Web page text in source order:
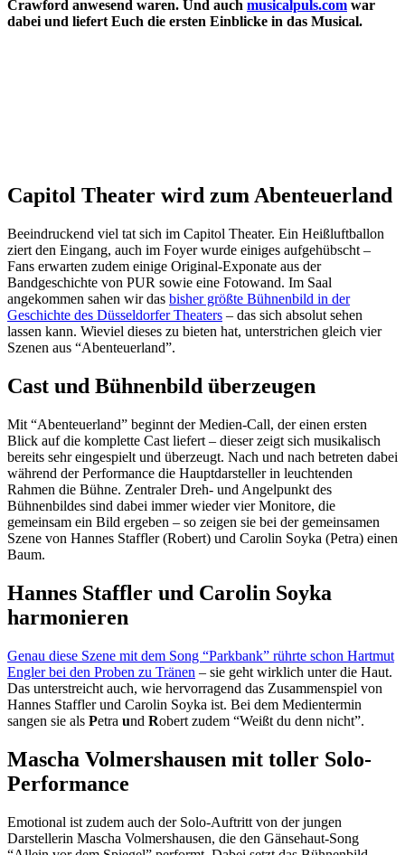
Crawford anwesend waren. Und auch musicalpuls.com war
dabei und liefert Euch die ersten Einblicke in das Musical.
Capitol Theater wird zum Abenteuerland
Beeindruckend viel tat sich im Capitol Theater. Ein Heißluftballon
ziert den Eingang, auch im Foyer wurde einiges aufgehübscht –
Fans erwarten zudem einige Original-Exponate aus der
Bandgeschichte von PUR sowie eine Fotowand. Im Saal
angekommen sahen wir das bisher größte Bühnenbild in der
Geschichte des Düsseldorfer Theaters – das sich absolut sehen
lassen kann. Wieviel dieses zu bieten hat, unterstrichen gleich vier
Szenen aus “Abenteuerland”.
Cast und Bühnenbild überzeugen
Mit “Abenteuerland” beginnt der Medien-Call, der einen ersten
Blick auf die komplette Cast liefert – dieser zeigt sich musikalisch
bereits sehr eingespielt und überzeugt. Nach und nach betreten dabei
während der Performance die Hauptdarsteller in leuchtenden
Rahmen die Bühne. Zentraler Dreh- und Angelpunkt des
Bühnenbildes sind dabei immer wieder vier Monitore, die
gemeinsam ein Bild ergeben – so zeigen sie bei der gemeinsamen
Szene von Hannes Staffler (Robert) und Carolin Soyka (Petra) einen
Baum.
Hannes Staffler und Carolin Soyka
harmonieren
Genau diese Szene mit dem Song “Parkbank” rührte schon Hartmut
Engler bei den Proben zu Tränen – sie geht wirklich unter die Haut.
Das unterstreicht auch, wie hervorragend das Zusammenspiel von
Hannes Staffler und Carolin Soyka ist. Bei dem Medientermin
sangen sie als Petra und Robert zudem “Weißt du denn nicht”.
Mascha Volmershausen mit toller Solo-
Performance
Emotional ist zudem auch der Solo-Auftritt von der jungen
Darstellerin Mascha Volmershausen, die den Gänsehaut-Song